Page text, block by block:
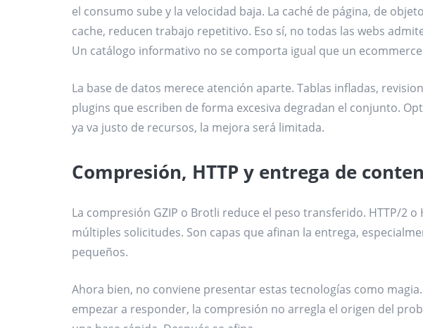
el consumo sube y la velocidad baja. La caché de página, de
cache, reducen trabajo repetitivo. Eso sí, no todas las webs
Un catálogo informativo no se comporta igual que un
La base de datos merece atención aparte. Tablas infladas,
plugins que escriben de forma excesiva degradan el conjunto.
ya va justo de recursos, la mejora será limitada.
Compresión, HTTP y entrega de
La compresión GZIP o Brotli reduce el peso transferido. HTTP/2
múltiples solicitudes. Son capas que afinan la entrega,
pequeños.
Ahora bien, no conviene presentar estas tecnologías como
empezar a responder, la compresión no arregla el origen del